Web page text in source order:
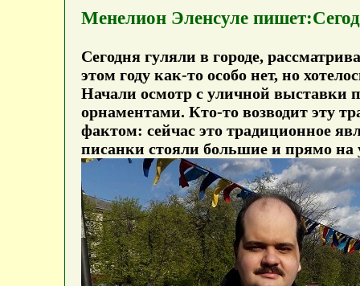
Менелион Эленсуле
Сегодня гуляли в городе,
этом году как-то особо нет, но
Начали осмотр с уличной выставки
орнаментами. Кто-то возводит эту
фактом: сейчас это традиционное
писанки стояли большие и прямо на